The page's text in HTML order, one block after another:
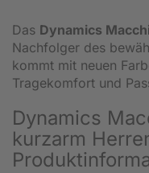
Das Dynamics
Nachfolger des
kommt mit neuen
Tragekomfort und
Dynamics
kurzarm